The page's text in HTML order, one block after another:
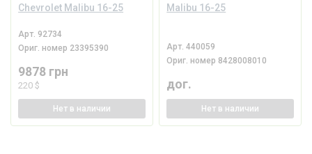
Chevrolet Malibu 16-25
Арт. 92734
Ориг. номер 23395390
9878 грн
220 $
Нет в наличии
Malibu 16-25
Арт.440059
Ориг. номер 8428008010
дог.
Нет в наличии